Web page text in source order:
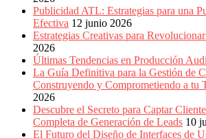
Publicidad ATL: Estrategias para una
Efectiva 12 junio 2026
Estrategias Creativas para
2026
Últimas Tendencias en Producción
La Guía Definitiva para la Gestión de
Construyendo y Comprometiendo a tu
2026
Descubre el Secreto para Captar
Completa de Generación de Leads 10
El Futuro del Diseño de Interfaces de